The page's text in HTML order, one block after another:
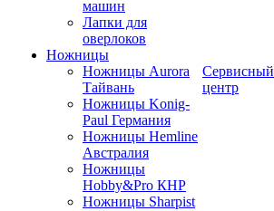
машин
Лапки для
оверлоков
Ножницы
Ножницы Aurora
Тайвань
Ножницы Konig-
Paul Германия
Ножницы Hemline
Австралия
Ножницы
Hobby&Pro КНР
Ножницы Sharpist
Сервисный
центр